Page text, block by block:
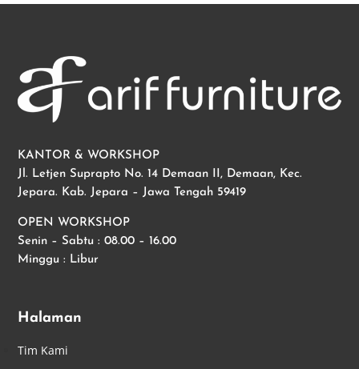
KANTOR & WORKSHOP
Jl. Letjen Suprapto No. 14 Demaan II, Demaan, Kec.
Jepara. Kab. Jepara – Jawa Tengah 59419
OPEN WORKSHOP
Senin – Sabtu : 08.00 – 16.00
Minggu : Libur
Halaman
Tim Kami